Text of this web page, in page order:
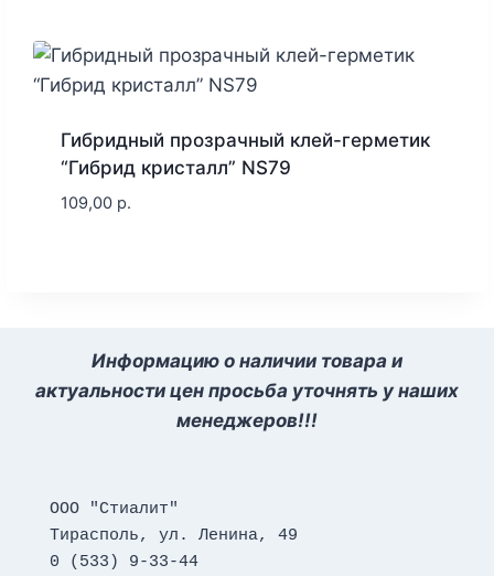
Гибридный прозрачный клей-герметик
“Гибрид кристалл” NS79
109,00 р.
Информацию о наличии товара и
актуальности цен просьба уточнять у наших
менеджеров!!!
ООО "Стиалит"
Тирасполь, ул. Ленина, 49
0 (533) 9-33-44